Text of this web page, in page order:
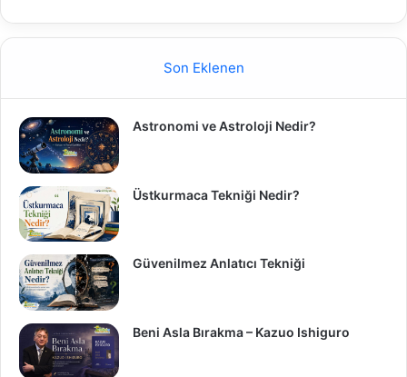
Son Eklenen
Astronomi ve Astroloji Nedir?
Üstkurmaca Tekniği Nedir?
Güvenilmez Anlatıcı Tekniği
Beni Asla Bırakma – Kazuo Ishiguro